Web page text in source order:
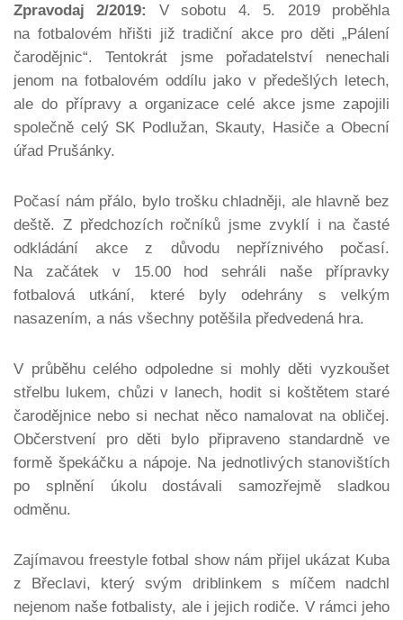
Zpravodaj 2/2019: V sobotu 4. 5. 2019 proběhla
na fotbalovém hřišti již tradiční akce pro děti „Pálení
čarodějnic“. Tentokrát jsme pořadatelství nenechali
jenom na fotbalovém oddílu jako v předešlých letech,
ale do přípravy a organizace celé akce jsme zapojili
společně celý SK Podlužan, Skauty, Hasiče a Obecní
úřad Prušánky.
Počasí nám přálo, bylo trošku chladněji, ale hlavně bez
deště. Z předchozích ročníků jsme zvyklí i na časté
odkládání akce z důvodu nepříznivého počasí.
Na začátek v 15.00 hod sehráli naše přípravky
fotbalová utkání, které byly odehrány s velkým
nasazením, a nás všechny potěšila předvedená hra.
V průběhu celého odpoledne si mohly děti vyzkoušet
střelbu lukem, chůzi v lanech, hodit si koštětem staré
čarodějnice nebo si nechat něco namalovat na obličej.
Občerstvení pro děti bylo připraveno standardně ve
formě špekáčku a nápoje. Na jednotlivých stanovištích
po splnění úkolu dostávali samozřejmě sladkou
odměnu.
Zajímavou freestyle fotbal show nám přijel ukázat Kuba
z Břeclavi, který svým driblinkem s míčem nadchl
nejenom naše fotbalisty, ale i jejich rodiče. V rámci jeho